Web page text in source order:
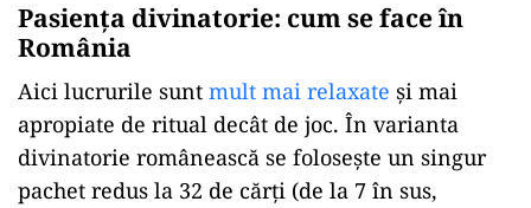
Pasiența divinatorie: cum se face în
România
Aici lucrurile sunt mult mai relaxate și mai
apropiate de ritual decât de joc. În varianta
divinatorie românească se folosește un singur
pachet redus la 32 de cărți (de la 7 în sus,